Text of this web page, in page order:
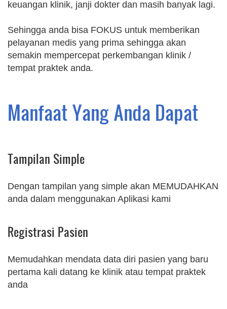
keuangan klinik, janji dokter dan masih banyak lagi.
Sehingga anda bisa FOKUS untuk memberikan
pelayanan medis yang prima sehingga akan
semakin mempercepat perkembangan klinik /
tempat praktek anda.
Manfaat Yang Anda Dapat
Tampilan Simple
Dengan tampilan yang simple akan MEMUDAHKAN
anda dalam menggunakan Aplikasi kami
Registrasi Pasien
Memudahkan mendata data diri pasien yang baru
pertama kali datang ke klinik atau tempat praktek
anda